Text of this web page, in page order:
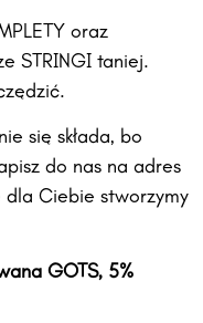
oraz
STRINGI taniej.
się składa, bo
do nas na adres
dla Ciebie stworzymy
GOTS, 5%